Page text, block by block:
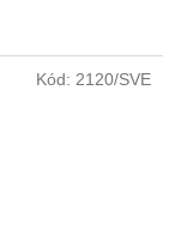
Kód: 2120/SVE